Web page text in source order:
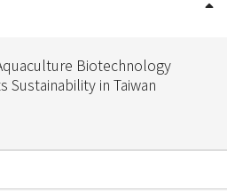
Biotechnology
Sustainability in Taiwan